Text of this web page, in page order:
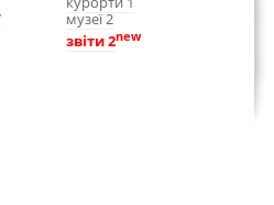
музеї 2
звіти 2new